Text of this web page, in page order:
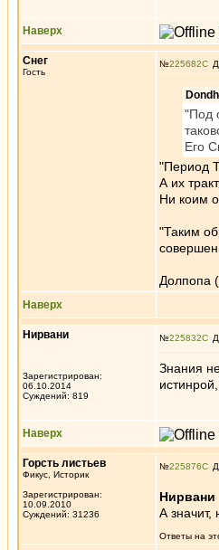
Наверх
Снег
Гость
№225682
"Под
Его
"Период
А их
Ни коим
"Таким
Долпопа
Наверх
Нирвани
Зарегистрирован:
06.10.2014
Суждений: 819
№225832
Знания
Наверх
Горсть листьев
Фикус, Историк
Зарегистрирован:
10.09.2010
Суждений: 31236
№225876
Нирвани
А значит,
Ответы на